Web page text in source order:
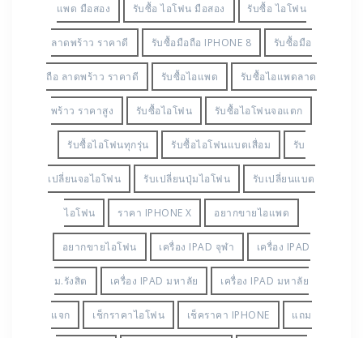
แพด มือสอง รับซื้อ ไอโฟน มือสอง รับซื้อ ไอโฟน
ลาดพร้าว ราคาดี รับซื้อมือถือ IPHONE 8 รับซื้อมือ
ถือ ลาดพร้าว ราคาดี รับซื้อไอแพด รับซื้อไอแพดลาด
พร้าว ราคาสูง รับซื้อไอโฟน รับซื้อไอโฟนจอแตก
รับซื้อไอโฟนทุกรุ่น รับซื้อไอโฟนแบตเสื่อม รับ
เปลี่ยนจอไอโฟน รับเปลี่ยนปุ่มไอโฟน รับเปลี่ยนแบต
ไอโฟน ราคา IPHONE X อยากขายไอแพด
อยากขายไอโฟน เครื่อง IPAD จุฬา เครื่อง IPAD
ม.รังสิต เครื่อง IPAD มหาลัย เครื่อง IPAD มหาลัย
แจก เช็กราคาไอโฟน เช็คราคา IPHONE แถม